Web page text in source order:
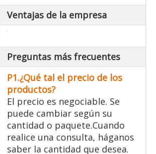
Ventajas de la empresa
Preguntas más frecuentes
P1.¿Qué tal el precio de los
productos?
El precio es negociable. Se
puede cambiar según su
cantidad o paquete.Cuando
realice una consulta, háganos
saber la cantidad que desea.